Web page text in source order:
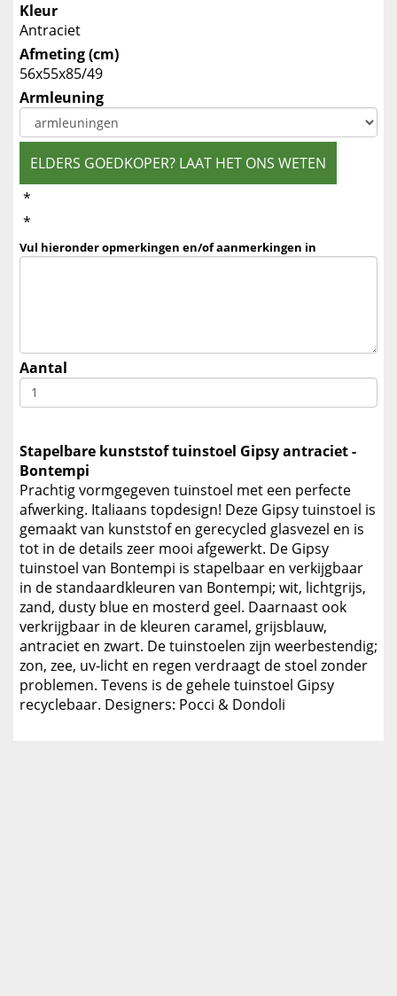
Kleur
Antraciet
Afmeting (cm)
56x55x85/49
Armleuning
ELDERS GOEDKOPER? LAAT HET ONS WETEN
*
*
Vul hieronder opmerkingen en/of aanmerkingen in
Aantal
Stapelbare kunststof tuinstoel Gipsy antraciet -
Bontempi
Prachtig vormgegeven tuinstoel met een perfecte
afwerking. Italiaans topdesign! Deze Gipsy tuinstoel is
gemaakt van kunststof en gerecycled glasvezel en is
tot in de details zeer mooi afgewerkt. De Gipsy
tuinstoel van Bontempi is stapelbaar en verkijgbaar
in de standaardkleuren van Bontempi; wit, lichtgrijs,
zand, dusty blue en mosterd geel. Daarnaast ook
verkrijgbaar in de kleuren caramel, grijsblauw,
antraciet en zwart. De tuinstoelen zijn weerbestendig;
zon, zee, uv-licht en regen verdraagt de stoel zonder
problemen. Tevens is de gehele tuinstoel Gipsy
recyclebaar. Designers: Pocci & Dondoli